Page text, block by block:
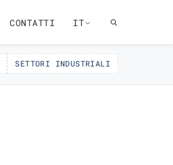
CONTATTI IT
SETTORI INDUSTRIALI